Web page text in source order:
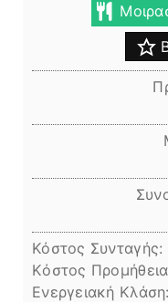
Κόστος Συνταγής:
Kόστος
Ενεργειακή Κλάση: